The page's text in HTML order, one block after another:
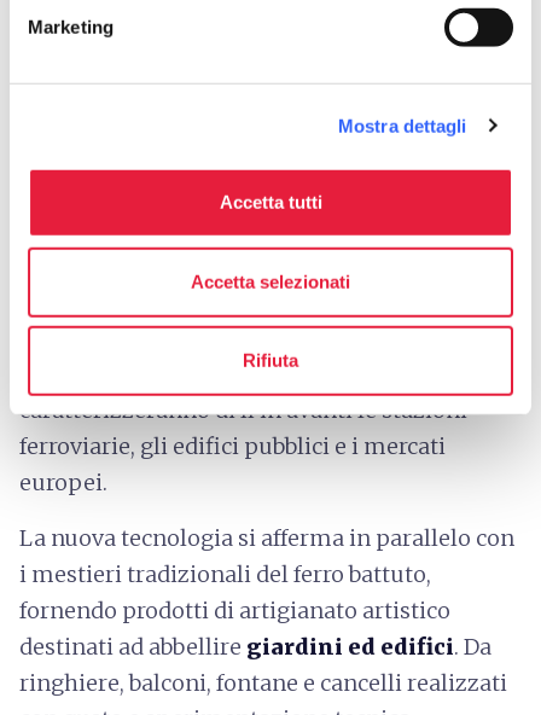
Marketing
Mostra dettagli
Accetta tutti
Accetta selezionati
Rifiuta
d’arredo comprende
letti in ferro battuto,
Nel 1842, l’inaugurazione della Porta San
, segna una svolta significativa nella
lavorazione di questo materiale. La porta
potenzialità costruttive ed estetiche,
anticipando soluzioni architettoniche che
caratterizzeranno di lì in avantile stazioni
ferroviarie, gli edifici pubblici e i mercati
europei.
La nuova tecnologia si afferma in parallelo con
i mestieri tradizionali del ferro battuto,
fornendo prodotti di artigianato artistico
destinati ad abbellire giardini ed edifici. Da
ringhiere, balconi, fontane e cancelli realizzati